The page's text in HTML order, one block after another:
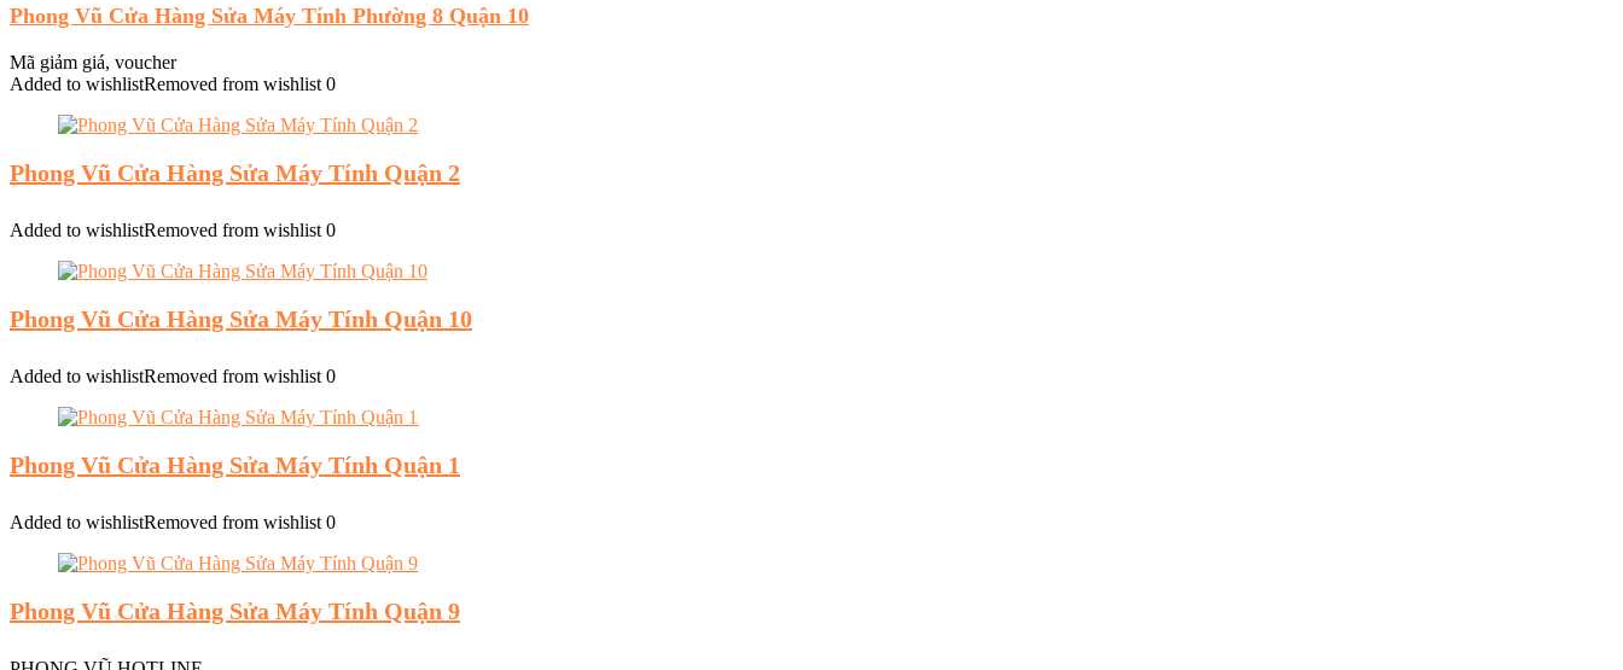
Phong Vũ Cửa Hàng Sửa Máy Tính Phường 8 Quận 10
Mã giảm giá, voucher
Added to wishlistRemoved from wishlist 0
Phong Vũ Cửa Hàng Sửa Máy Tính Quận 2
Added to wishlistRemoved from wishlist 0
Phong Vũ Cửa Hàng Sửa Máy Tính Quận 10
Added to wishlistRemoved from wishlist 0
Phong Vũ Cửa Hàng Sửa Máy Tính Quận 1
Added to wishlistRemoved from wishlist 0
Phong Vũ Cửa Hàng Sửa Máy Tính Quận 9